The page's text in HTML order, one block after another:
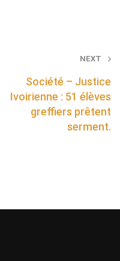
NEXT
Société – Justice
Ivoirienne : 51 élèves
greffiers prêtent
serment.